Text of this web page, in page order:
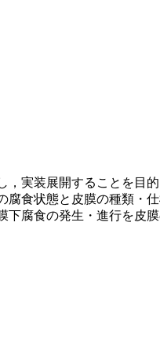
実装展開することを目
腐食状態と皮膜の種類・
腐食の発生・進行を皮